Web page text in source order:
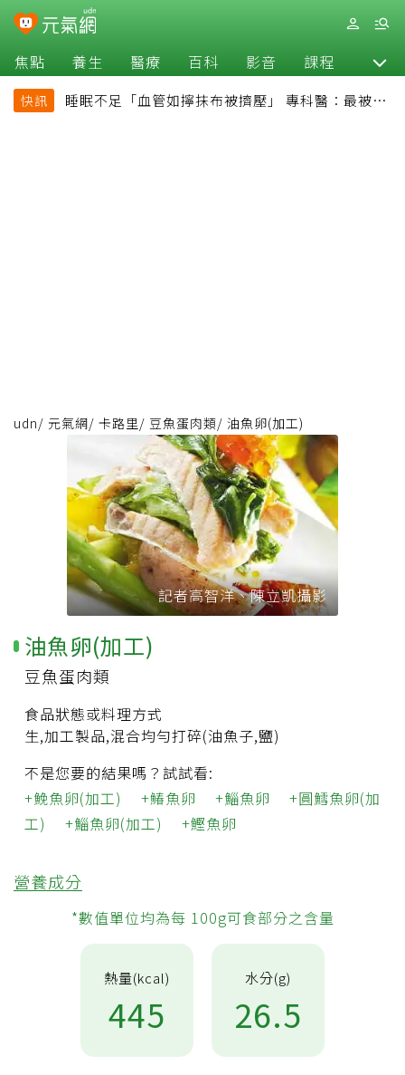
焦點 養生 醫療 百科 影音 課程 退休
快訊
睡眠不足「血管如擰抹布被擠壓」 專科醫：最被忽
udn/ 元氣網/ 卡路里/ 豆魚蛋肉類/ 油魚卵(加工)
記者高智洋、陳立凱攝影
油魚卵(加工)
豆魚蛋肉類
食品狀態或料理方式
生,加工製品,混合均勻打碎(油魚子,鹽)
不是您要的結果嗎？試試看:
鮸魚卵(加工)
鰆魚卵 鯔魚卵
圓鱈魚卵(加
工)
鯔魚卵(加工) 鰹魚卵
營養成分
*數值單位均為每 100g可食部分之含量
熱量(kcal)
445
水分(g)
26.5